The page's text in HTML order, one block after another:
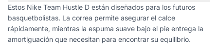
Estos Nike Team Hustle D están diseñados para los futuros
basquetbolistas. La correa permite asegurar el calce
rápidamente, mientras la espuma suave bajo el pie entrega la
amortiguación que necesitan para encontrar su equilibrio.